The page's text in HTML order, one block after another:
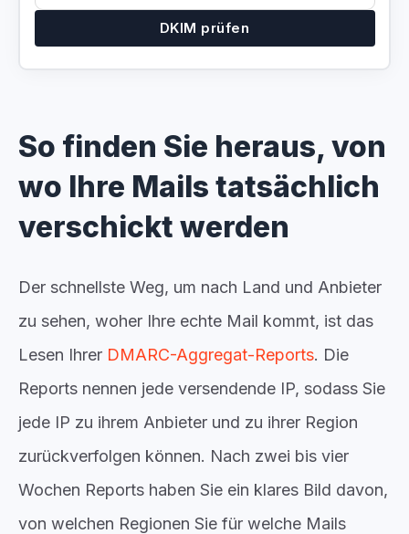
DKIM prüfen
So finden Sie heraus, von
wo Ihre Mails tatsächlich
verschickt werden
Der schnellste Weg, um nach Land und Anbieter
zu sehen, woher Ihre echte Mail kommt, ist das
Lesen Ihrer DMARC-Aggregat-Reports. Die
Reports nennen jede versendende IP, sodass Sie
jede IP zu ihrem Anbieter und zu ihrer Region
zurückverfolgen können. Nach zwei bis vier
Wochen Reports haben Sie ein klares Bild davon,
von welchen Regionen Sie für welche Mails